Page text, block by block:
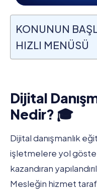
KONUNUN
HIZLI MENÜSÜ
Dijital
Nedir? 🎓
Dijital danışmanlık
işletmelere yol
kazandıran
Mesleğin hizmet